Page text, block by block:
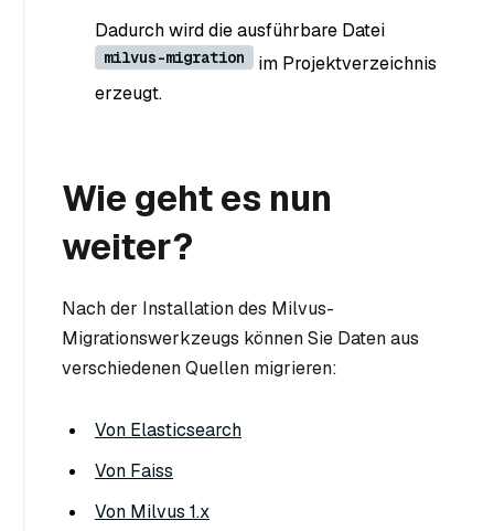
Dadurch wird die ausführbare Datei
milvus-migration
im Projektverzeichnis
erzeugt.
Wie geht es nun
weiter?
Nach der Installation des Milvus-
Migrationswerkzeugs können Sie Daten aus
verschiedenen Quellen migrieren:
Von Elasticsearch
Von Faiss
Von Milvus 1.x